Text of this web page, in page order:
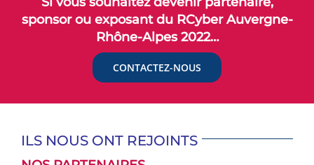
sponsor ou exposant du RCyber Auvergne-
Rhône-Alpes 2022…
CONTACTEZ-NOUS
ILS NOUS ONT REJOINTS